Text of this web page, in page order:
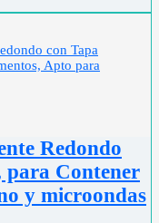
Redondo
para Contener
y microondas